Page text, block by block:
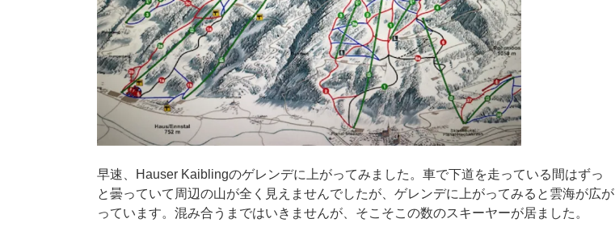
早速、Hauser Kaiblingのゲレンデに上がってみました。車で下道を走っている間はずっ
と曇っていて周辺の山が全く見えませんでしたが、ゲレンデに上がってみると雲海が広が
っています。混み合うまではいきませんが、そこそこの数のスキーヤーが居ました。